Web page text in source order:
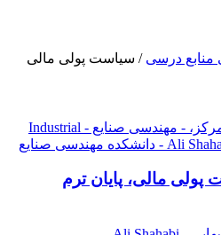
درسی / سیاست پولی مالی
مالی، پایان ترم